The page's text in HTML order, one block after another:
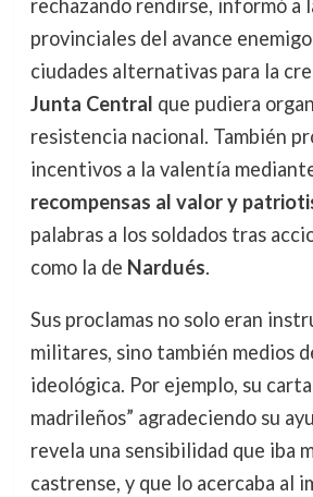
rechazando rendirse, informó a
provinciales del avance
ciudades alternativas para la
Junta Central que pudiera
resistencia nacional. También
incentivos a la valentía
recompensas al valor y
palabras a los soldados tras
como la de Nardués.
Sus proclamas no solo eran
militares, sino también medios
ideológica. Por ejemplo, su
madrileños” agradeciendo su
revela una sensibilidad que iba
castrense, y que lo acercaba al